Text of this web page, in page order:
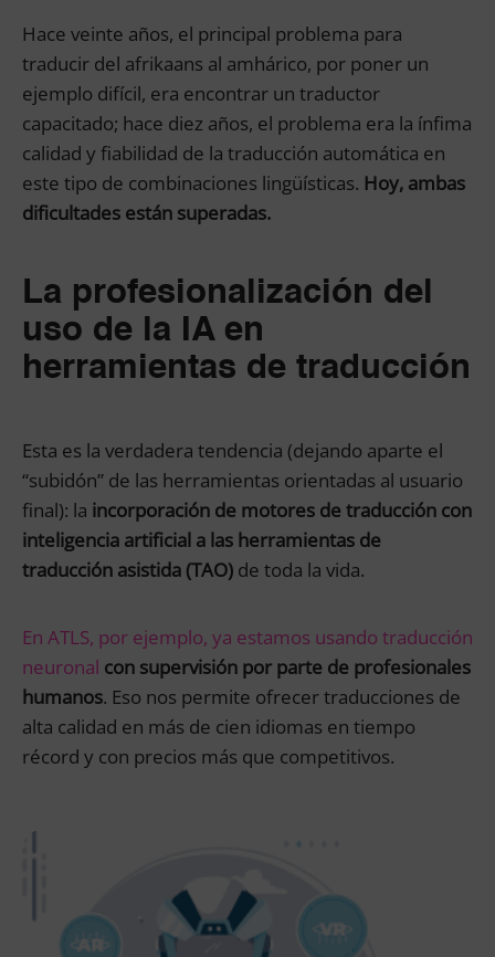
Hace veinte años, el principal problema para
traducir del afrikaans al amhárico, por poner un
ejemplo difícil, era encontrar un traductor
capacitado; hace diez años, el problema era la ínfima
calidad y fiabilidad de la traducción automática en
este tipo de combinaciones lingüísticas. Hoy, ambas
dificultades están superadas.
La profesionalización del
uso de la IA en
herramientas de traducción
Esta es la verdadera tendencia (dejando aparte el
“subidón” de las herramientas orientadas al usuario
final): la incorporación de motores de traducción con
inteligencia artificial a las herramientas de
traducción asistida (TAO) de toda la vida.
En ATLS, por ejemplo, ya estamos usando traducción
neuronal con supervisión por parte de profesionales
humanos. Eso nos permite ofrecer traducciones de
alta calidad en más de cien idiomas en tiempo
récord y con precios más que competitivos.